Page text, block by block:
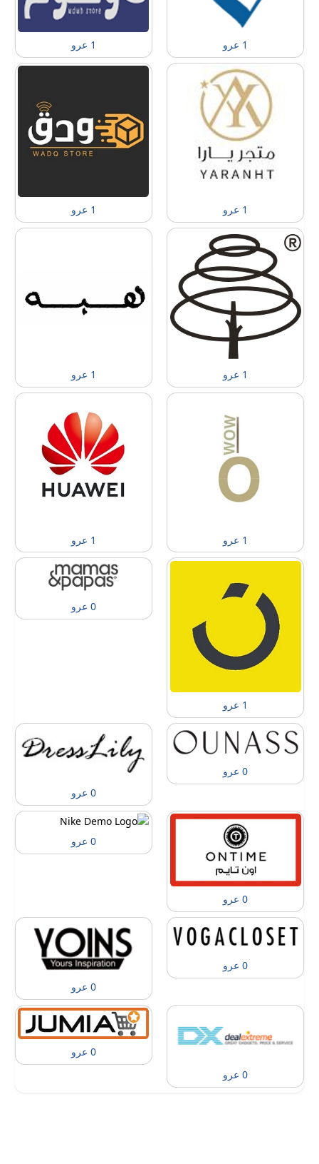
1 عرو 1 عرو
1 عرو 1 عرو
1 عرو 1 عرو
1 عرو 1 عرو
1 عرو
0 عرو
0 عرو
0 عرو
0 عرو
0 عرو
0 عرو
0 عرو
0 عرو
0 عرو